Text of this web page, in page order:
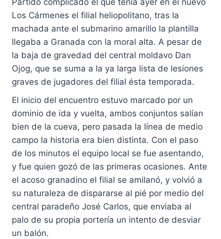
Partido complicado el que tenía ayer en el nuevo
Los Cármenes el filial heliopolitano, tras la
machada ante el submarino amarillo la plantilla
llegaba a Granada con la moral alta. A pesar de
la baja de gravedad del central moldavo Dan
Ojog, que se suma a la ya larga lista de lesiones
graves de jugadores del filial ésta temporada.
El inicio del encuentro estuvo marcado por un
dominio de ida y vuelta, ambos conjuntos salían
bien de la cueva, pero pasada la línea de medio
campo la historia era bien distinta. Con el paso
de los minutos el equipo local se fue asentando,
y fue quien gozó de las primeras ocasiones. Ante
el acoso granadino el filial se amilanó, y volvió a
su naturaleza de dispararse al pié por medio del
central paradeño José Carlos, que enviaba al
palo de su propia portería un intento de desviar
un balón.